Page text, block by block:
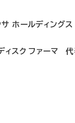
ッサ ホールディン
ディスク ファーマ